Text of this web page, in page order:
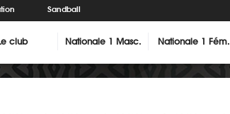
Sandball
club Nationale 1 Masc. Nationale 1 Fém.